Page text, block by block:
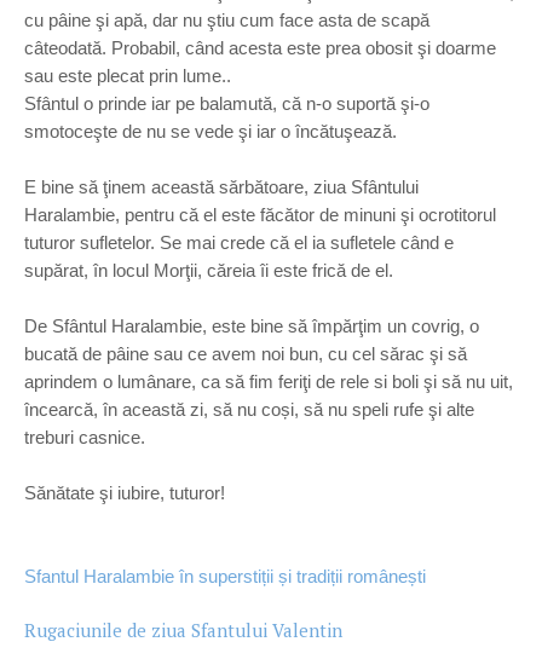
cu pâine şi apă, dar nu ştiu cum face asta de scapă
câteodată. Probabil, când acesta este prea obosit şi doarme
sau este plecat prin lume..
Sfântul o prinde iar pe balamută, că n-o suportă şi-o
smotoceşte de nu se vede şi iar o încătuşează.
E bine să ţinem această sărbătoare, ziua Sfântului
Haralambie, pentru că el este făcător de minuni şi ocrotitorul
tuturor sufletelor. Se mai crede că el ia sufletele când e
supărat, în locul Morţii, căreia îi este frică de el.
De Sfântul Haralambie, este bine să împărţim un covrig, o
bucată de pâine sau ce avem noi bun, cu cel sărac şi să
aprindem o lumânare, ca să fim feriţi de rele si boli şi să nu uit,
încearcă, în această zi, să nu coși, să nu speli rufe şi alte
treburi casnice.
Sănătate şi iubire, tuturor!
Sfantul Haralambie în superstiții și tradiții românești
Rugaciunile de ziua Sfantului Valentin